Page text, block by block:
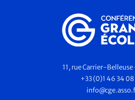
11, rue Carrier-Belleuse
+33 (0)1 46 34